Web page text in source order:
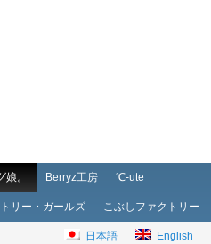
。 Berryz工房 ℃-ute
リー・ガールズ こぶしファクトリー
日本語 English